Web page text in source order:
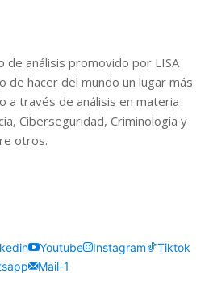
de análisis promovido por LISA
hacer del mundo un lugar más
a través de análisis en materia
Ciberseguridad, Criminología y
otros.
Youtube Instagram
Tiktok
Mail-1